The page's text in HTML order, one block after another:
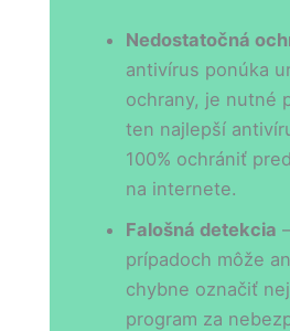
Nedostatočná
antivírus ponúka
ochrany, je nutné
ten najlepší
100% ochrániť
na internete.
Falošná detekcia
prípadoch môže
chybne označiť
program za